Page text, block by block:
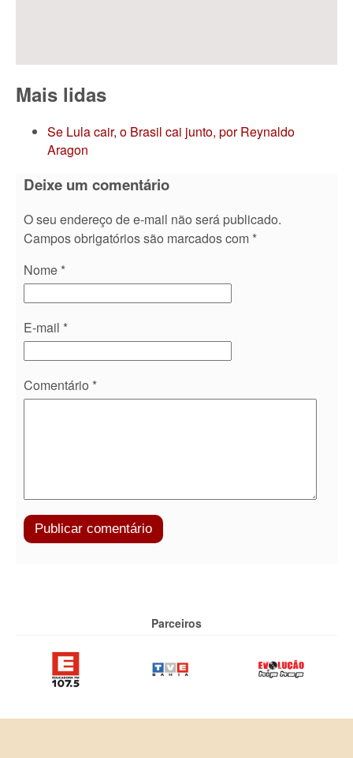
Mais lidas
Se Lula cair, o Brasil cai junto, por Reynaldo
Aragon
Deixe um comentário
O seu endereço de e-mail não será publicado.
Campos obrigatórios são marcados com *
Nome *
E-mail *
Comentário *
Parceiros